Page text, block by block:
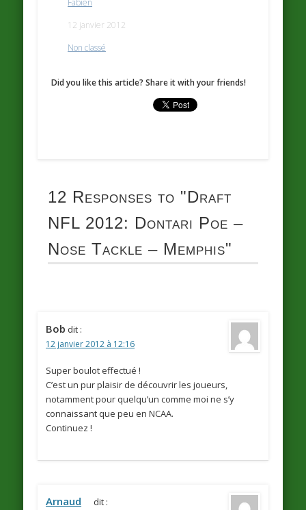
12 janvier 2012
Non classé
Did you like this article? Share it with your friends!
12 Responses to "Draft
NFL 2012: Dontari Poe –
Nose Tackle – Memphis"
Bob dit :
12 janvier 2012 à 12:16
Super boulot effectué !
C’est un pur plaisir de découvrir les joueurs,
notamment pour quelqu’un comme moi ne s’y
connaissant que peu en NCAA.
Continuez !
Arnaud dit :